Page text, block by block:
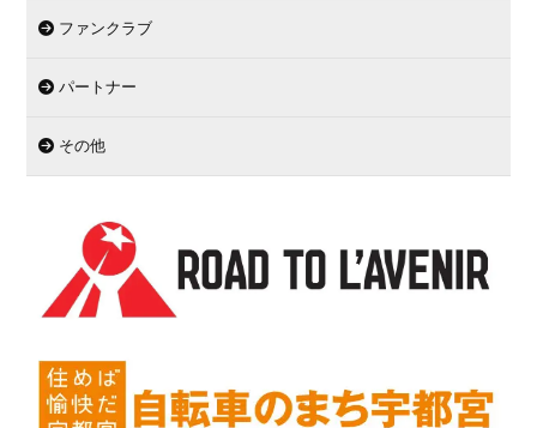
ファンクラブ
パートナー
その他